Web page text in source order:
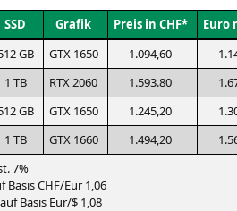
SSD Gra­fik Preis in CHF* Euro
GB GTX1650 1.094,60
1 TB RTX2060 1.593.80
GB GTX1650 1.245,20
1 TB GTX1660 1.494,20
7%
BasisCHF/Eur 1,06
Basis Eur/$ 1,08